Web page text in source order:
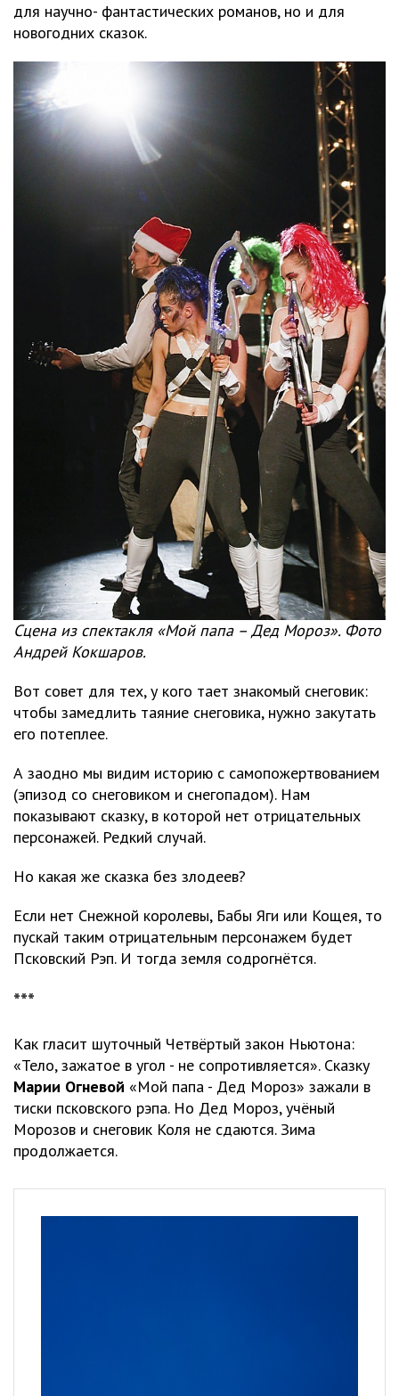
для научно- фантастических романов, но и для
новогодних сказок.
Сцена из спектакля «Мой папа – Дед Мороз». Фото
Андрей Кокшаров.
Вот совет для тех, у кого тает знакомый снеговик:
чтобы замедлить таяние снеговика, нужно закутать
его потеплее.
А заодно мы видим историю с самопожертвованием
(эпизод со снеговиком и снегопадом). Нам
показывают сказку, в которой нет отрицательных
персонажей. Редкий случай.
Но какая же сказка без злодеев?
Если нет Снежной королевы, Бабы Яги или Кощея, то
пускай таким отрицательным персонажем будет
Псковский Рэп. И тогда земля содрогнётся.
***
Как гласит шуточный Четвёртый закон Ньютона:
«Тело, зажатое в угол - не сопротивляется». Сказку
Марии Огневой «Мой папа - Дед Мороз» зажали в
тиски псковского рэпа. Но Дед Мороз, учёный
Морозов и снеговик Коля не сдаются. Зима
продолжается.